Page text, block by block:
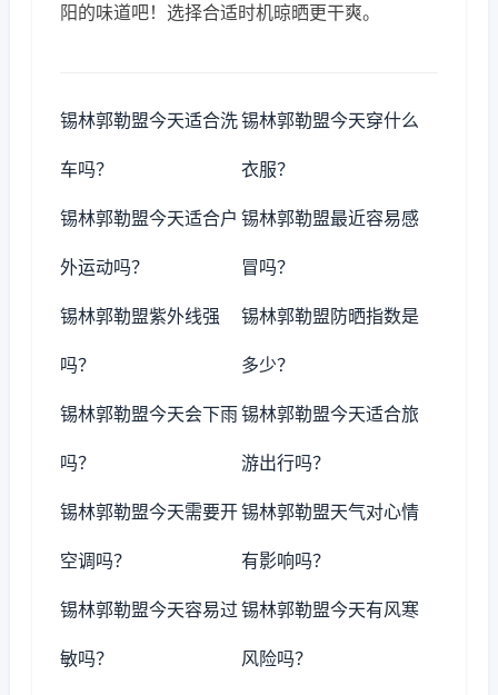
阳的味道吧！选择合适时机晾晒更干爽。
锡林郭勒盟今天适合洗
车吗？
锡林郭勒盟今天穿什么
衣服？
锡林郭勒盟今天适合户
外运动吗？
锡林郭勒盟最近容易感
冒吗？
锡林郭勒盟紫外线强
吗？
锡林郭勒盟防晒指数是
多少？
锡林郭勒盟今天会下雨
吗？
锡林郭勒盟今天适合旅
游出行吗？
锡林郭勒盟今天需要开
空调吗？
锡林郭勒盟天气对心情
有影响吗？
锡林郭勒盟今天容易过
敏吗？
锡林郭勒盟今天有风寒
风险吗？